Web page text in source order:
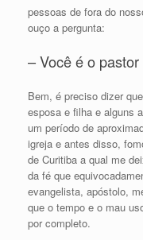
pessoas de fora do
ouço a pergunta:
– Você é o
Bem, é preciso dizer
esposa e filha e alguns
um período de
igreja e antes disso,
de Curitiba a qual me
da fé que
evangelista, apóstolo,
que o tempo e o mau
por completo.